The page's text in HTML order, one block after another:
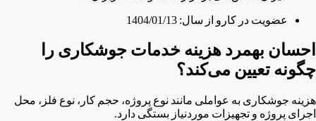
عضویت در کارو از سال: 1404/01/13
احسان بهمرد هزینه خدمات جوشکاری را
چگونه تعیین می‌کند؟
هزینه جوشکاری به عواملی مانند نوع پروژه، حجم کار، نوع فلز، محل
اجرای پروژه و تجهیزات موردنیاز بستگی دارد.